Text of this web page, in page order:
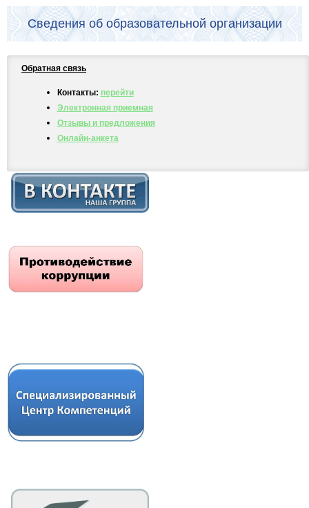
Сведения об образовательной организации
Обратная связь
Контакты: перейти
Электронная приемная
Отзывы и предложения
Онлайн-анкета